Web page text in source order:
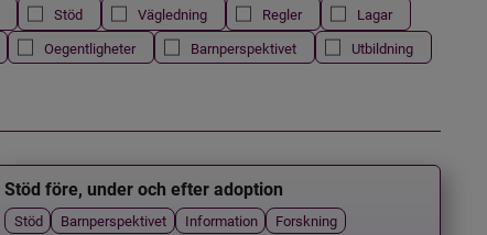
Stöd Vägledning Regler
Lagar
Oegentligheter Barnperspektivet
Utbildning
Stöd före, under och efter adoption
Stöd Barnperspektivet Information
Forskning